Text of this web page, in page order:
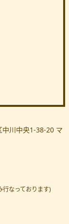
中川中央1-38-20 マ
行なっております)